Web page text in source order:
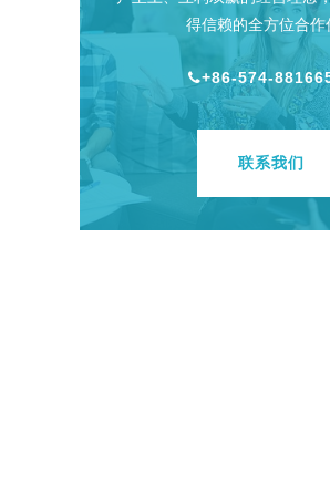
得信赖的全方位合作
+86-574-
联系我们